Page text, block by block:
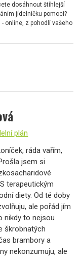
dosáhnout štíhlejší
jídelníčku pomoci?
online, z pohodlí vašeho
plán
ráda vařím,
jsem si
terapeutickým
diety. Od té doby
ale pořád jím
nikdy to nejsou
škrobnatých
brambory a
nekonzumuju, ale